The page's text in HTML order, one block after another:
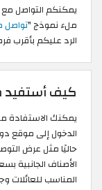
يمكنكم التواصل مع
ملء نموذج "تواصل
الرد عليكم بأقرب
كيف أستفيد
يمكنك الاستفادة
الدخول إلى موقع
الأصناف الجانبية
المناسب للعائلات